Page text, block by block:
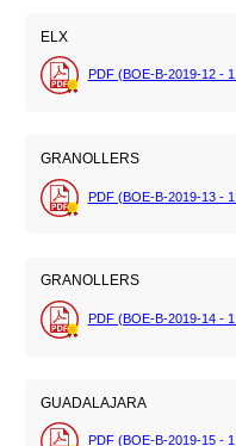
ELX
PDF (BOE-B-2019-12 - 1
GRANOLLERS
PDF (BOE-B-2019-13 - 1
GRANOLLERS
PDF (BOE-B-2019-14 - 1
GUADALAJARA
PDF (BOE-B-2019-15 - 1